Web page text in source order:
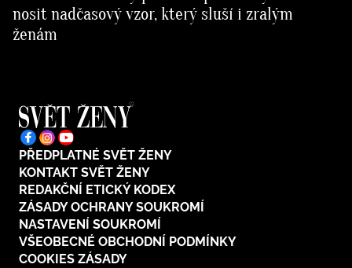
nosit nadčasový vzor, který sluší i zralým
ženám
PŘEDPLATNÉ SVĚT ŽENY
KONTAKT SVĚT ŽENY
REDAKČNÍ ETICKÝ KODEX
ZÁSADY OCHRANY SOUKROMÍ
NASTAVENÍ SOUKROMÍ
VŠEOBECNÉ OBCHODNÍ PODMÍNKY
COOKIES ZÁSADY